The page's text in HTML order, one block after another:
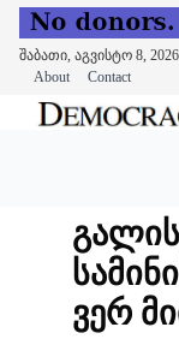
შაბათი, აგვისტო 8, 2026
About
Contact
ვერ